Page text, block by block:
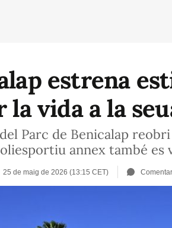
estrena
la vida a la
Parc de Benicalap
annex també
25 de maig de 2026 (13:15 CET)